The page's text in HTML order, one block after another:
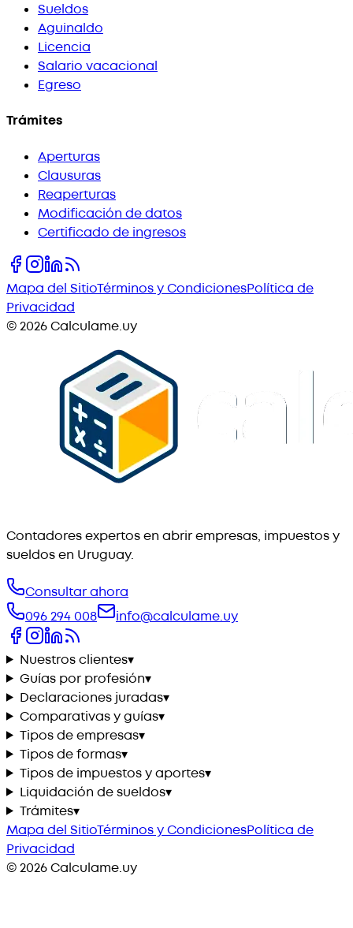
Sueldos
Aguinaldo
Licencia
Salario vacacional
Egreso
Trámites
Aperturas
Clausuras
Reaperturas
Modificación de datos
Certificado de ingresos
Mapa del SitioTérminos y CondicionesPolítica de
Privacidad
©2026Calculame.uy
Contadores expertos en abrir empresas, impuestos y
sueldos en Uruguay.
Consultar ahora
096 294 008
info@calculame.uy
Nuestros clientes▾
Guías por profesión▾
Declaraciones juradas▾
Comparativas y guías▾
Tipos de empresas▾
Tipos de formas▾
Tipos de impuestos y aportes▾
Liquidación de sueldos▾
Trámites▾
Mapa del SitioTérminos y CondicionesPolítica de
Privacidad
©2026Calculame.uy